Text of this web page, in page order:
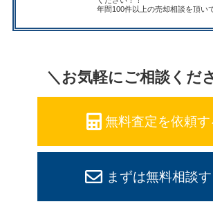
年間100件以上の売却相談を頂い
＼お気軽にご相談くだ
無料査定を依頼す
まずは無料相談